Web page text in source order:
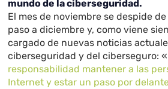
mundo de la ciberseguridad.
El mes de noviembre se despide
paso a diciembre y, como viene
cargado de nuevas noticias
ciberseguridad y del ciberseguro: «
responsabilidad mantener a las
Internet y estar un paso por